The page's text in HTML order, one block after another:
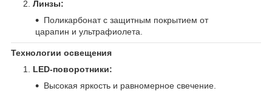
Линзы:
Поликарбонат с защитным покрытием от
царапин и ультрафиолета.
Технологии освещения
LED-поворотники:
Высокая яркость и равномерное свечение.